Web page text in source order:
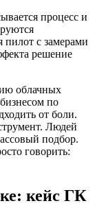
процесс и
пилот с замерами
решение
облачных
по
от боли.
Людей
подбор.
говорить:
кейс ГК